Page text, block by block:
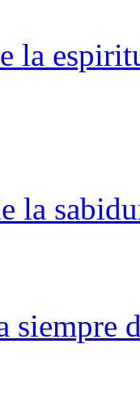
la
la
siempre